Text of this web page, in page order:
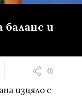
баланс и
40
изцяло с